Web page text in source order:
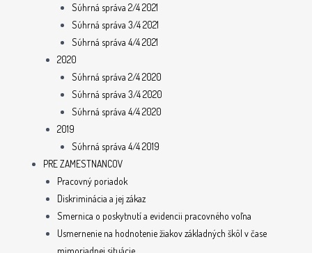
Súhrná správa 2/4 2021
Súhrná správa 3/4 2021
Súhrná správa 4/4 2021
2020
Súhrná správa 2/4 2020
Súhrná správa 3/4 2020
Súhrná správa 4/4 2020
2019
Súhrná správa 4/4 2019
PRE ZAMESTNANCOV
Pracovný poriadok
Diskriminácia a jej zákaz
Smernica o poskytnutí a evidencii pracovného voľna
Usmernenie na hodnotenie žiakov základných škôl v čase
mimoriadnej situácie